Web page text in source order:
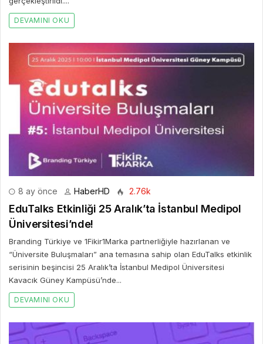
DEVAMINI OKU
8 ay önce HaberHD 2.76k
EduTalks Etkinliği 25 Aralık’ta İstanbul Medipol
Üniversitesi’nde!
Branding Türkiye ve 1Fikir1Marka partnerliğiyle hazırlanan ve
“Üniversite Buluşmaları” ana temasına sahip olan EduTalks etkinlik
serisinin beşincisi 25 Aralık’ta İstanbul Medipol Üniversitesi
Kavacık Güney Kampüsü’nde...
DEVAMINI OKU